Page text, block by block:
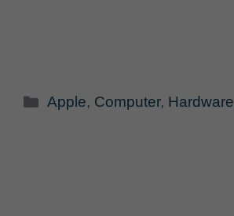
Categorie
Apple, Computer, Hardware